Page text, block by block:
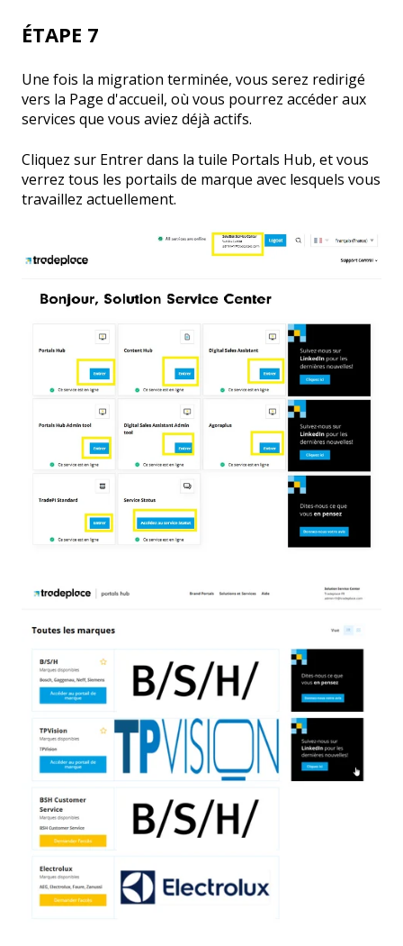
ÉTAPE 7
Une fois la migration terminée, vous serez redirigé
vers la Page d'accueil, où vous pourrez accéder aux
services que vous aviez déjà actifs.
Cliquez sur Entrer dans la tuile Portals Hub, et vous
verrez tous les portails de marque avec lesquels vous
travaillez actuellement.